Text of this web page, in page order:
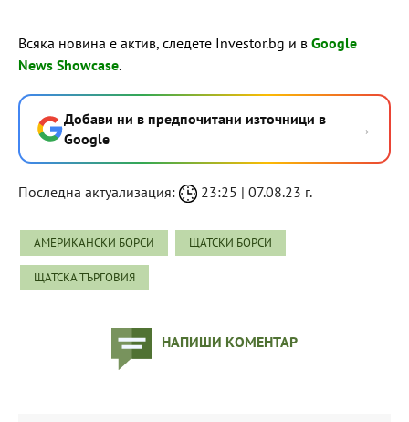
Всяка новина е актив, следете Investor.bg и в Google
News Showcase.
Добави ни в предпочитани източници в
Google
→
Последна актуализация: 23:25 | 07.08.23 г.
АМЕРИКАНСКИ БОРСИ ЩАТСКИ БОРСИ
ЩАТСКА ТЪРГОВИЯ
НАПИШИ КОМЕНТАР